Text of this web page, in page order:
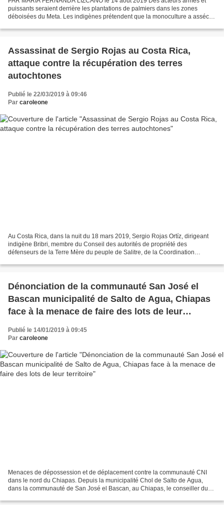
puissants seraient derrière les plantations de palmiers dans les zones
déboisées du Meta. Les indigènes prétendent que la monoculture a asséché
Assassinat de Sergio Rojas au Costa Rica,
attaque contre la récupération des terres
autochtones
Publié le 22/03/2019 à 09:46
Par caroleone
Au Costa Rica, dans la nuit du 18 mars 2019, Sergio Rojas Ortíz, dirigeant
indigène Bribri, membre du Conseil des autorités de propriété des
défenseurs de la Terre Mère du peuple de Salitre, de la Coordination
Dénonciation de la communauté San José el
Bascan municipalité de Salto de Agua, Chiapas
face à la menace de faire des lots de leur
territoire
Publié le 14/01/2019 à 09:45
Par caroleone
Menaces de dépossession et de déplacement contre la communauté CNI
dans le nord du Chiapas. Depuis la municipalité Chol de Salto de Agua,
dans la communauté de San José el Bascan, au Chiapas, le conseiller du